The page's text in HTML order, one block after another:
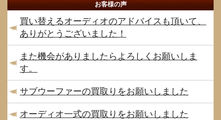
お客様の声
買い替えるオーディオのアドバイスも頂いて、
ありがとうございました！
また機会がありましたらよろしくお願いしま
す。
サブウーファーの買取りをお願いしました
オーディオ一式の買取りをお願いしました